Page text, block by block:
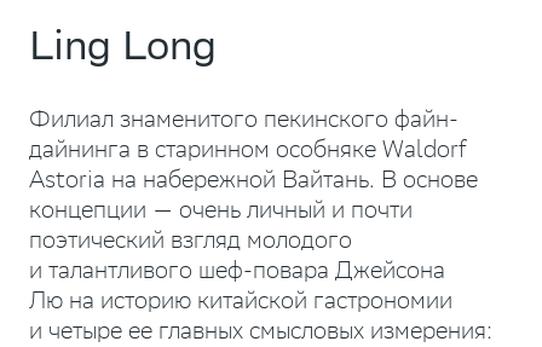
Ling Long
Филиал знаменитого пекинского файн-
дайнинга в старинном особняке Waldorf
Astoria на набережной Вайтань. В основе
концепции — очень личный и почти
поэтический взгляд молодого
и талантливого шеф-повара Джейсона
Лю на историю китайской гастрономии
и четыре ее главных смысловых измерения: